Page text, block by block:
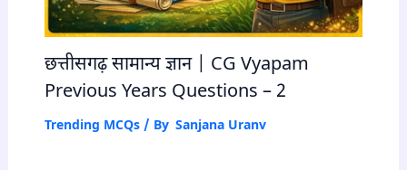
छत्तीसगढ़ सामान्य ज्ञान | CG Vyapam
Previous Years Questions – 2
Trending MCQs/ By Sanjana Uranv